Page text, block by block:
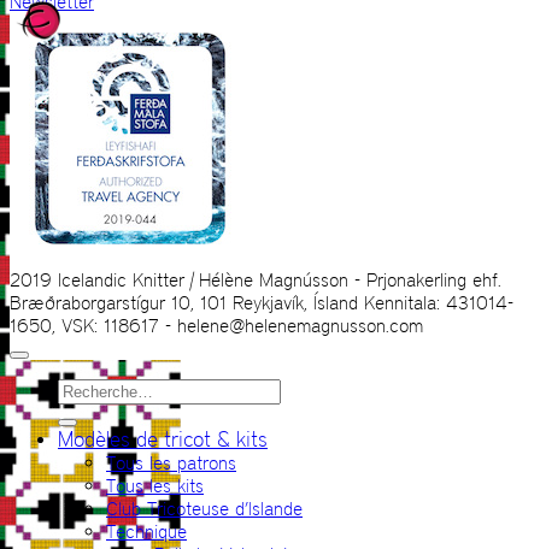
2019 Icelandic Knitter | Hélène Magnússon - Prjonakerling ehf.
Bræðraborgarstígur 10, 101 Reykjavík, Ísland Kennitala: 431014-
1650, VSK: 118617 - helene@helenemagnusson.com
Recherche
pour :
Modèles de tricot & kits
Tous les patrons
Tous les kits
Club Tricoteuse d’Islande
Technique